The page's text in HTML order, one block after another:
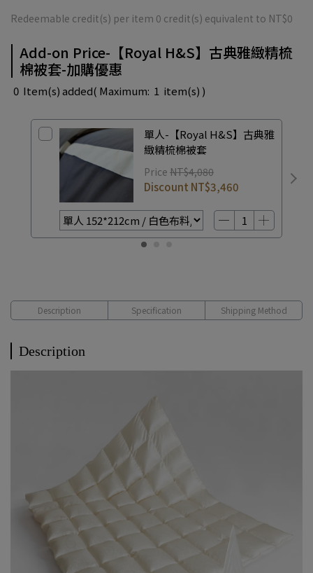
Redeemable credit(s) per item 0 credit(s) equivalent to NT$0
Add-on Price-【Royal H&S】古典雅緻精梳
棉被套-加購優惠
0 Item(s) added( Maximum: 1 item(s) )
單人-【Royal H&S】古典雅
緻精梳棉被套
Price NT$4,080
Discount NT$3,460
Description Specification Shipping Method
Description